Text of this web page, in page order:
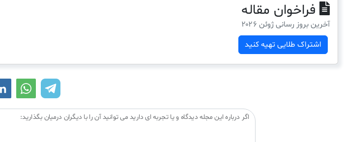
فراخوان مقاله
آخرین بروز رسانی ژوئن ۲۰۲۶
اشتراک طلایی تهیه کنید
اگر درباره این مجله دیدگاه و یا تجربه ای دارید می توانید آن را با دیگران درمیان بگذارید: